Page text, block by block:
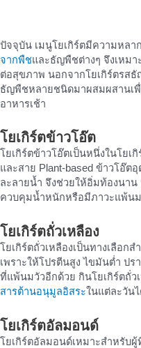
ปัจจุบัน เมนูโยเกิร์ตมีความหลา
จากพืชและธัญพืชต่างๆ จึงเหม
ต่อสุขภาพ นอกจากโยเกิร์ตรส
ธัญพืชหลายชนิดมาผสมผสานเ
อาหารเช้า
โยเกิร์ตข้าวโอ๊ต
โยเกิร์ตข้าวโอ๊ตเป็นหนึ่งในโย
และสาย Plant-based ข้าวโอ๊ต
ละลายน้ำ จึงช่วยให้อิ่มท้องนา
ควบคุมน้ำหนักหรือมีภาวะแพ้น
โยเกิร์ตถั่วเหลือง
โยเกิร์ตถั่วเหลืองเป็นทางเลือ
เพราะให้โปรตีนสูง ไขมันต่ำ ปร
ที่แพ้นมวัวอีกด้วย กินโยเกิร์ตถั่ว
สารต้านอนุมูลอิสระในแต่ละวัน
โยเกิร์ตอัลมอนด์
โยเกิร์ตอัลมอนด์เหมาะสำหรับ